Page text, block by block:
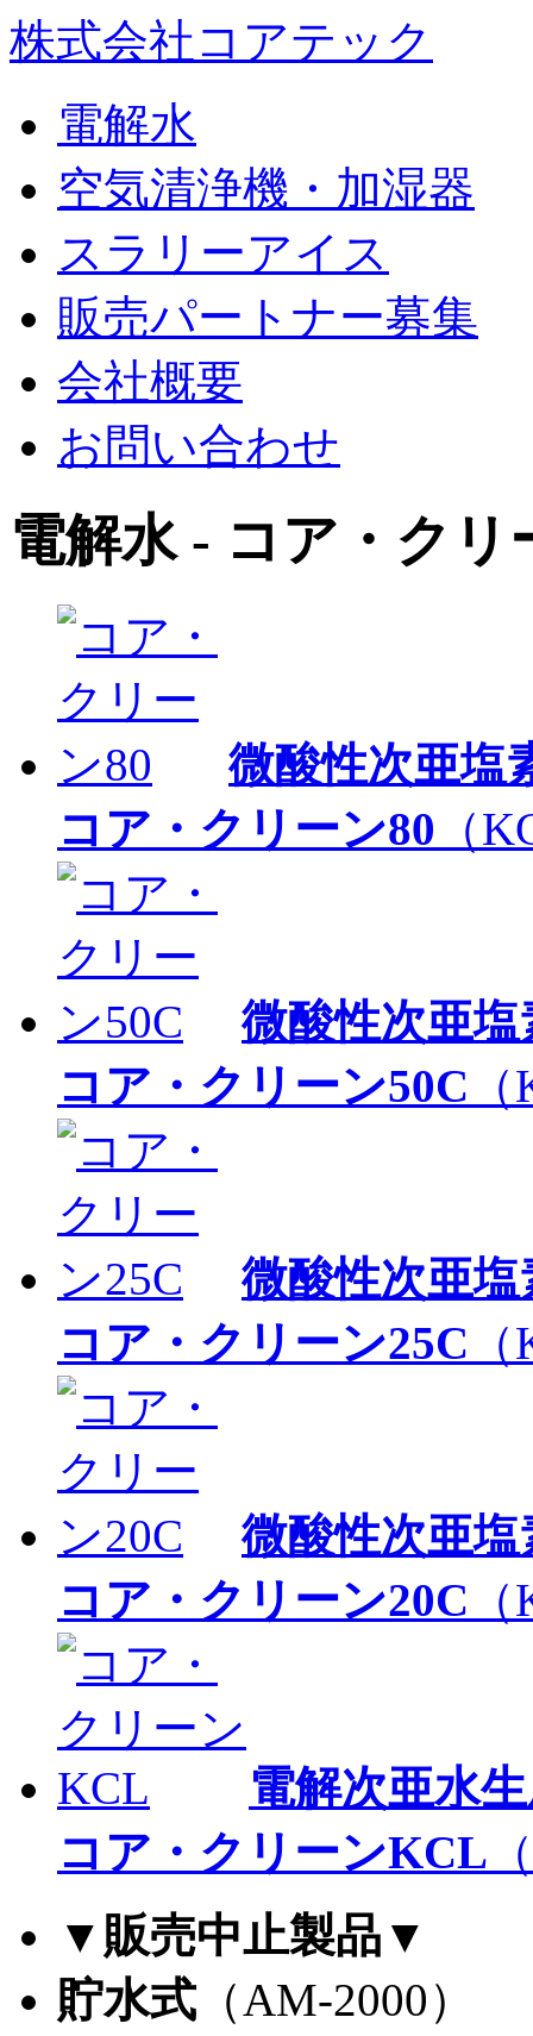
株式会社コアテック
電解水
空気清浄機・加湿器
スラリーアイス
販売パートナー募集
会社概要
お問い合わせ
電解水 - コア・クリ
微酸性次亜塩
コア・クリーン80 （
微酸性次亜
コア・クリーン50C
微酸性次亜
コア・クリーン25C
微酸性次亜
コア・クリーン20C
電解次亜水
コア・クリーンKCL
▼ 販売中止製品 ▼
貯水式（AM-2000）